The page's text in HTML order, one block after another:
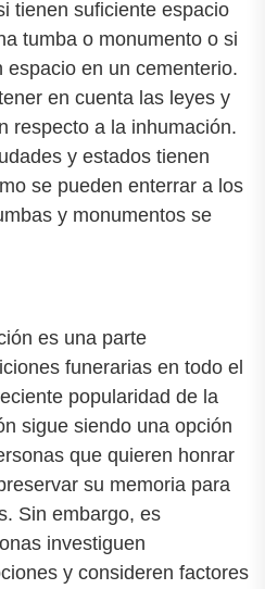
tienen suficiente espacio
tumba o monumento o si
en un cementerio.
en cuenta las leyes y
respecto a la inhumación.
y estados tienen
se pueden enterrar a los
y monumentos se
es una parte
funerarias en todo el
popularidad de la
sigue siendo una opción
que quieren honrar
su memoria para
Sin embargo, es
investiguen
y consideren factores